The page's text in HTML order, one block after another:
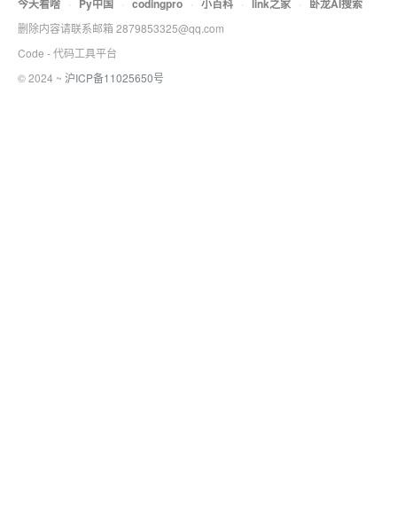
今天看啥 · Py中国 · codingpro · 小百科 · link之家 · 卧龙AI搜索
删除内容请联系邮箱 2879853325@qq.com
Code - 代码工具平台
© 2024 ~ 沪ICP备11025650号